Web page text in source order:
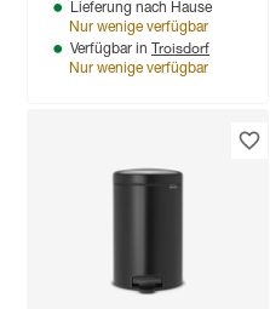
Lieferung nach Hause
Nur wenige verfügbar
Verfügbar in Troisdorf
Nur wenige verfügbar